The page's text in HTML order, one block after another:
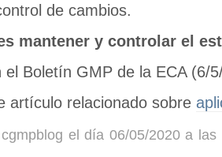
de cambios.
mantener y controlar el
el Boletín GMP de la ECA (6/
artículo relacionado sobre
el día 06/05/2020 a